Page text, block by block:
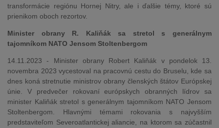
transformácie regiónu Hornej Nitry, ale i ďalšie témy, ktoré sú
prienikom oboch rezortov.
Minister obrany R. Kaliňák sa stretol s generálnym
tajomníkom NATO Jensom Stoltenbergom
14.11.2023 - Minister obrany Robert Kaliňák v pondelok 13.
novembra 2023 vycestoval na pracovnú cestu do Bruselu, kde sa
dnes koná stretnutie ministrov obrany členských štátov Európskej
únie. V predvečer rokovaní európskych obranných lídrov sa
minister Kaliňák stretol s generálnym tajomníkom NATO Jensom
Stoltenbergom. Hlavnými témami rokovania s najvyšším
predstaviteľom Severoatlantickej aliancie, na ktorom sa zúčastnil